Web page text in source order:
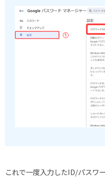
これで一度入力したID/パスワ